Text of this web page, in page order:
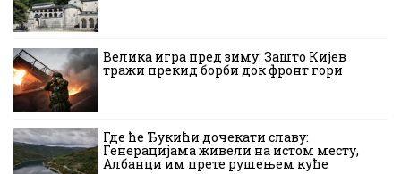
Велика игра пред зиму: Зашто Кијев
тражи прекид борби док фронт гори
Где ће Ђукићи дочекати славу:
Генерацијама живели на истом месту,
Албанци им прете рушењем куће